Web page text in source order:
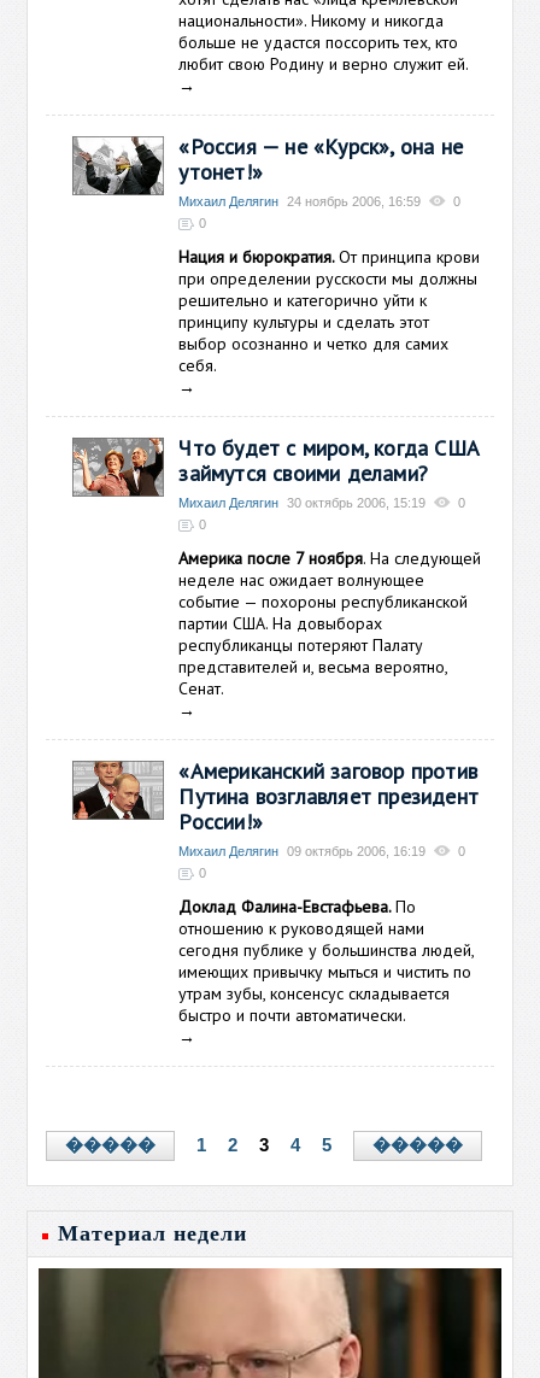
национальности». Никому и никогда
больше не удастся поссорить тех, кто
любит свою Родину и верно служит ей.
→
«Россия — не «Курск», она не
утонет!»
Михаил Делягин 24 ноябрь 2006, 16:59
0
0
Нация и бюрократия.От принципа крови
при определении русскости мы должны
решительно и категорично уйти к
принципу культуры и сделать этот
выбор осознанно и четко для самих
себя.
→
Что будет с миром, когда США
займутся своими делами?
Михаил Делягин 30 октябрь 2006, 15:19
0
0
Америка после 7 ноября. На следующей
неделе нас ожидает волнующее
событие — похороны республиканской
партии США. На довыборах
республиканцы потеряют Палату
представителей и, весьма вероятно,
Сенат.
→
«Американский заговор против
Путина возглавляет президент
России!»
Михаил Делягин 09 октябрь 2006, 16:19
0
0
Доклад Фалина-Евстафьева.По
отношению к руководящей нами
сегодня публике у большинства людей,
имеющих привычку мыться и чистить по
утрам зубы, консенсус складывается
быстро и почти автоматически.
→
����� 1 2 3 4 5 �����
Материал недели